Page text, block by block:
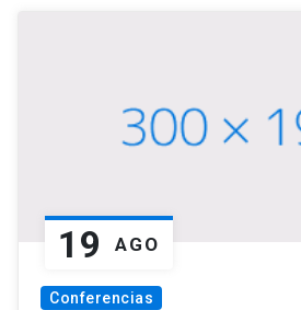
19 AGO
Conferencias